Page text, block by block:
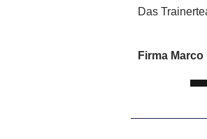
Das
Firma